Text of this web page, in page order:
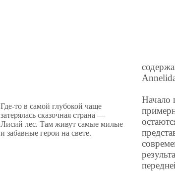
Где-то в самой глубокой чаще
затерялась сказочная страна —
Лисий лес. Там живут самые милые
и забавные герои на свете.
Начало